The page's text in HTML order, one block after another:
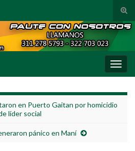
en Puerto Gaitan por homicidio
líder social
pánico en Maní